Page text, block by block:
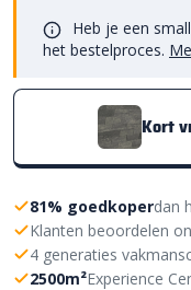
Heb je een
het bestelproces.
Kort
81% goedkoperdan
Klanten beoordelen
4 generaties
2500m²Experience